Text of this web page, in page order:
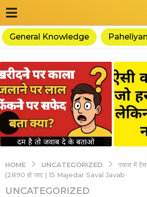
General Knowledge Paheliyan
HOME UNCATEGORIZED
पचास में
(2890 हो जाए | 15 Majedar Saval Javab
4
UNCATEGORIZED